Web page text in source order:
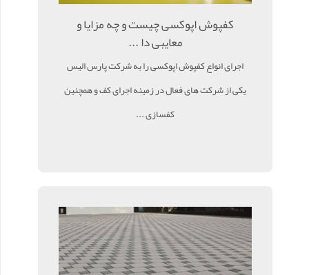
کفپوش اپوکسی چیست و چه مزایا و
معایبی دا ...
اجرای انواع کفپوش اپوکسی را به شرکت پارس الیس
یکی از شرکت های فعال در زمینه اجرای کف و همچنین
کفسازی ...